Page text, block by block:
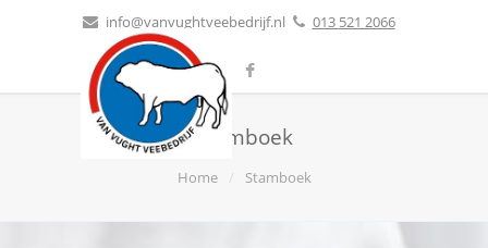
info@vanvughtveebedrijf.nl 013 521 2066
Stamboek
Home Stamboek